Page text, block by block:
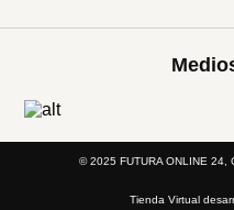
© 2025 FUTURA ONLINE 24,
Tienda Virtual